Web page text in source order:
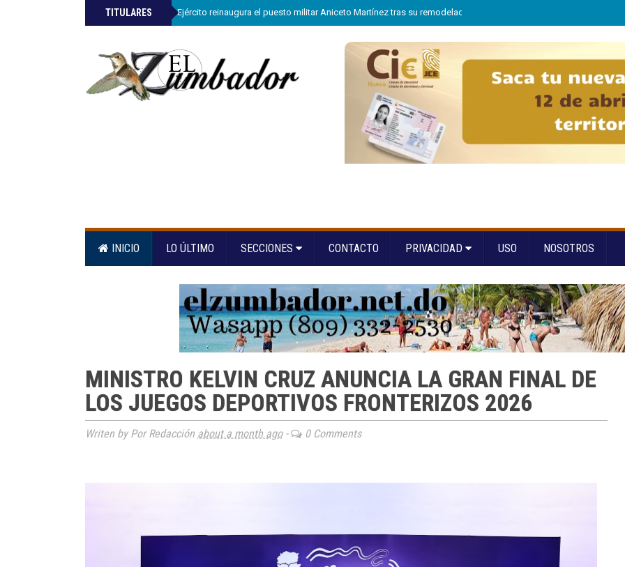
TITULARES
»Comandante del Ejército reinaugura el puesto militar Aniceto Martínez tras su remodelación en Hondo Valle
INICIO LO ÚLTIMO SECCIONES CONTACTO PRIVACIDAD USO NOSOTROS
MINISTRO KELVIN CRUZ ANUNCIA LA GRAN FINAL DE
LOS JUEGOS DEPORTIVOS FRONTERIZOS 2026
Writen by Por Redacción about a month ago- 0 Comments